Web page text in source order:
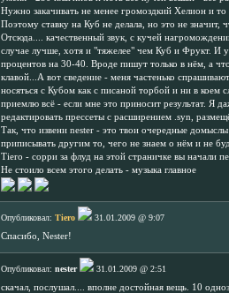
Нужно закачивать не менее громоздкий Хелион и
Поэтому ставку на Куб не делала, но это не значит,
Отсюда.... качественный звук, с кучей
случае лучше, хотя и "тяжелее" чем Куб и Фрукт. И
процентов на 30-40. Вроде пишут только в нём, а
клавой...А вот сведение - меня частенько
носяться с Кубом как с писаной торбой и ни в
приемлю всё - если мне это приносит результат. Я
редактировать прессеты с расширением .syn,
Так, что извени nester - это твои очередные
приписывать другим то, чего не знаем о нём и не
Тiero - сорри за флуд на этой страничке вы начали
Не стоило всем этого делать - музыка главное
Опубликовал: Tiero
31.01.2009 @ 9:07
Спасибо, Nester!
Опубликовал: nester
31.01.2009 @ 2:51
скачал, послушал.... вполне достойная вещь. 10